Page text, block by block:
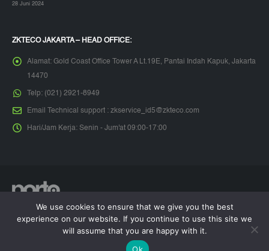
28 Juni 2024
ZKTECO JAKARTA – HEAD OFFICE:
Alamat: Gold Coast Office Tower A Lt.19E, Pantai Indah Kapuk, Jakarta
14470
Telp: (021) 2921-8949
Email Technical support : zkservice_id5@zkteco.com
Hari/Jam Kerja: Senin - Jum'at 09:00-17:00
© Copyright 2026. All Rights Reserved.
We use cookies to ensure that we give you the best
experience on our website. If you continue to use this site we
will assume that you are happy with it.
Ok